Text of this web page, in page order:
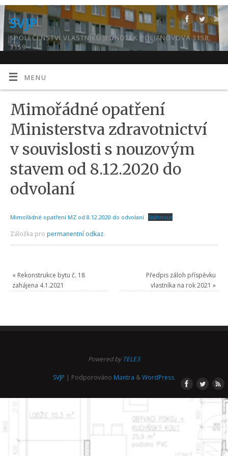
SVJP
SPOLEČENSTVÍ VLASTNÍKŮ JEDNOTEK POLJANOVOVA 3158,
3159
MENU
Mimořádné opatření
Ministerstva zdravotnictví
v souvislosti s nouzovým
stavem od 8.12.2020 do
odvolaní
Mimořádné opatření MZ od 8.12.2020 do odvolaní Stáhnout
Záložka pro permanentní odkaz.
« Rekonstrukce bytu č. 18
zahájena 4.1.2021
Předpis záloh příspěvku
vlastníka na rok 2021 »
Powered by TELE3
SVJP | Podporováno Mantra &WordPress.